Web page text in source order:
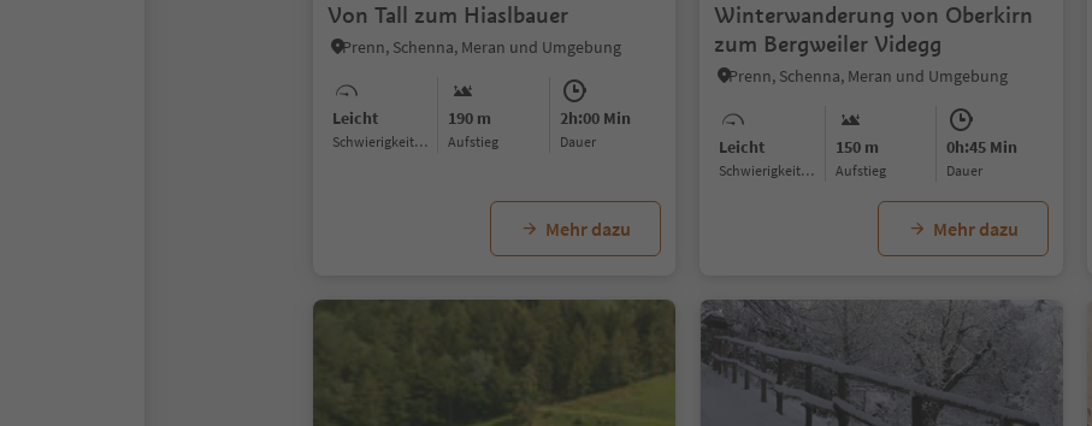
Von Tall zum Hiaslbauer
Prenn, Schenna, Meran und Umgebung
Leicht
Schwierigkeitsgrad
190 m
Aufstieg
2h:00 Min
Dauer
Mehr dazu
Winterwanderung von Oberkirn
zum Bergweiler Videgg
Prenn, Schenna, Meran und Umgebung
Leicht
Schwierigkeitsgrad
150 m
Aufstieg
0h:45 Min
Dauer
Mehr dazu